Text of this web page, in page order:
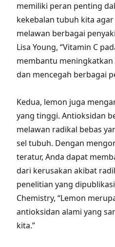
memiliki peran penting
kekebalan tubuh kita
melawan berbagai
Lisa Young, “Vitamin C
membantu
dan mencegah berbagai
Kedua, lemon juga
yang tinggi. Antioksidan
melawan radikal bebas
sel tubuh. Dengan
teratur, Anda dapat
dari kerusakan akibat
penelitian yang
Chemistry, “Lemon
antioksidan alami yang
kita.”